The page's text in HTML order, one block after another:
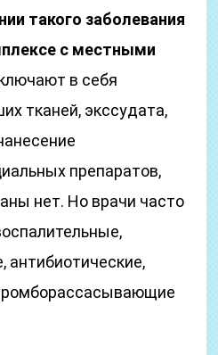
такого заболевания
с местными
в себя
тканей, экссудата,
препаратов,
нет. Но врачи часто